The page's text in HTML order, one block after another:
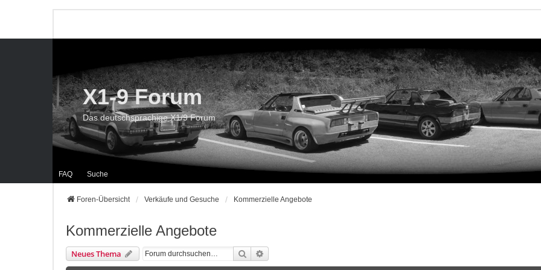
FAQ Suche
X1-9 Forum
Das deutschsprachige X1/9 Forum
Foren-Übersicht Verkäufe und Gesuche Kommerzielle Angebote
Kommerzielle Angebote
Neues Thema Suche